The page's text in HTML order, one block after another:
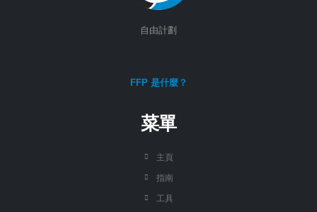
自由計劃
FFP 是什麼？
菜單
主頁
指南
工具